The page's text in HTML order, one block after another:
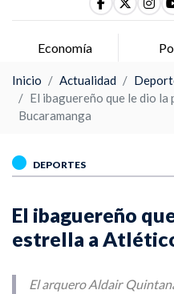
Economía
Inicio Actualidad
El ibaguereño que le dio
Bucaramanga
DEPORTES
El ibaguereño
estrella a
El arquero Aldair